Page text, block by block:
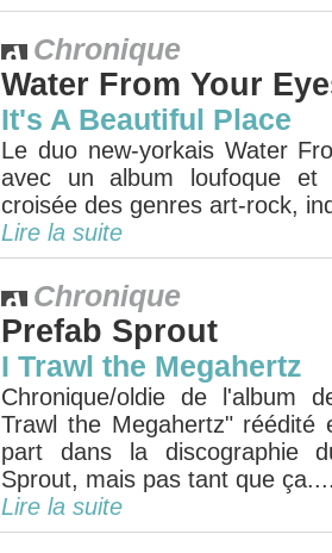
Chronique
Water From Your
It's A Beautiful Place
Le duo new-yorkais Water
avec un album loufoque
croisée des genres art-rock,
Lire la suite
Chronique
Prefab Sprout
I Trawl the Megahertz
Chronique/oldie de l'album
Trawl the Megahertz" réédité
part dans la discographie
Sprout, mais pas tant que
Lire la suite